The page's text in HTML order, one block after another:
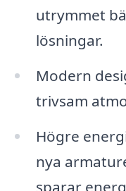
utrymmet
lösningar.
Modern
trivsam
Högre
nya
sparar